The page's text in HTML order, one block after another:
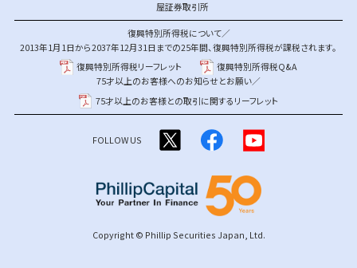
屋証券取引所
復興特別所得税について／
2013年1月1日から2037年12月31日までの25年間、復興特別所得税が課税されます。
復興特別所得税リーフレット
復興特別所得税Q&A
75才以上のお客様へのお知らせとお願い／
75才以上のお客様との取引に関するリーフレット
FOLLOW US
Copyright © Phillip Securities Japan, Ltd.